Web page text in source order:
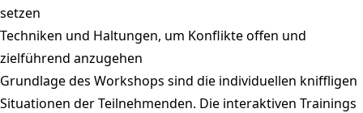
setzen
Techniken und Haltungen, um Konflikte offen und
zielführend anzugehen
Grundlage des Workshops sind die individuellen kniffligen
Situationen der Teilnehmenden. Die interaktiven Trainings